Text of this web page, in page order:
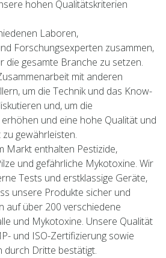
hohen Qualitätskriterien
Laboren,
Forschungsexperten zusammen,
die gesamte Branche zu setzen.
mit anderen
um die Technik und das Know-
und, um die
und eine hohe Qualität und
gewährleisten.
Markt enthalten Pestizide,
und gefährliche Mykotoxine. Wir
Tests und erstklassige Geräte,
unsere Produkte sicher und
auf über 200 verschiedene
und Mykotoxine. Unsere Qualität
und ISO-Zertifizierung sowie
Dritte bestätigt.